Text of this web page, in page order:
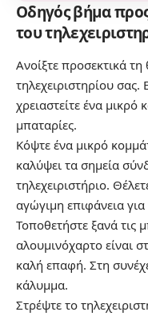
Οδηγός βήμα
του
Ανοίξτε προσεκτικά
τηλεχειριστηρίου σας.
χρειαστείτε ένα μικρό
μπαταρίες.
Κόψτε ένα μικρό
καλύψει τα σημεία
τηλεχειριστήριο.
αγώγιμη επιφάνεια
Τοποθετήστε ξανά τις
αλουμινόχαρτο είναι
καλή επαφή. Στη
κάλυμμα.
Στρέψτε το